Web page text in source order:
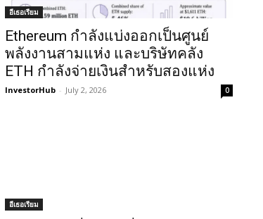
อีเธอเรียม
Ethereum กำลังแบ่งออกเป็นศูนย์
พลังงานสามแห่ง และบริษัทคลัง
ETH กำลังจ่ายเงินสำหรับสองแห่ง
InvestorHub - July 2, 2026 0
อีเธอเรียม